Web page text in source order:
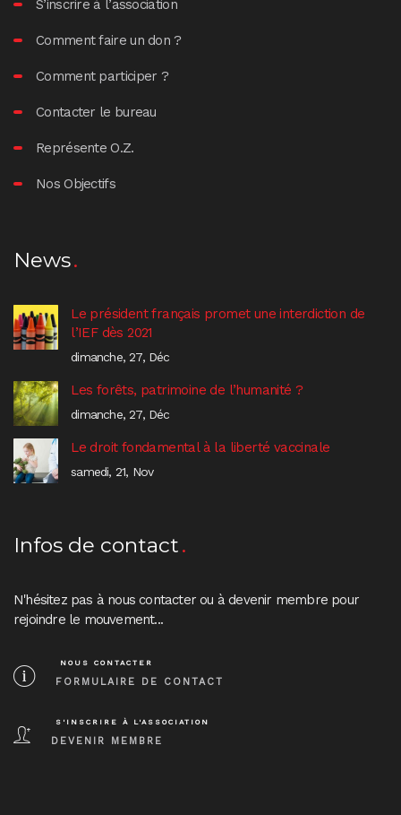
S’inscrire à l’association
Comment faire un don ?
Comment participer ?
Contacter le bureau
Représente O.Z.
Nos Objectifs
News
Le président français promet une interdiction de
l’IEF dès 2021
dimanche, 27, Déc
Les forêts, patrimoine de l’humanité ?
dimanche, 27, Déc
Le droit fondamental à la liberté vaccinale
samedi, 21, Nov
Infos de contact
N'hésitez pas à nous contacter ou à devenir membre pour
rejoindre le mouvement...
NOUS CONTACTER
FORMULAIRE DE CONTACT
S'INSCRIRE À L'ASSOCIATION
DEVENIR MEMBRE